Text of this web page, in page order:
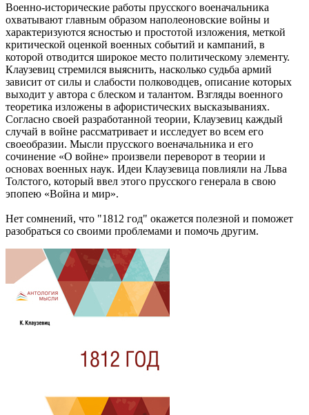
Военно-исторические работы прусского военачальника
охватывают главным образом наполеоновские войны и
характеризуются ясностью и простотой изложения, меткой
критической оценкой военных событий и кампаний, в
которой отводится широкое место политическому элементу.
Клаузевиц стремился выяснить, насколько судьба армий
зависит от силы и слабости полководцев, описание которых
выходит у автора с блеском и талантом. Взгляды военного
теоретика изложены в афористических высказываниях.
Согласно своей разработанной теории, Клаузевиц каждый
случай в войне рассматривает и исследует во всем его
своеобразии. Мысли прусского военачальника и его
сочинение «О войне» произвели переворот в теории и
основах военных наук. Идеи Клаузевица повлияли на Льва
Толстого, который ввел этого прусского генерала в свою
эпопею «Война и мир».
Нет сомнений, что "1812 год" окажется полезной и поможет
разобраться со своими проблемами и помочь другим.